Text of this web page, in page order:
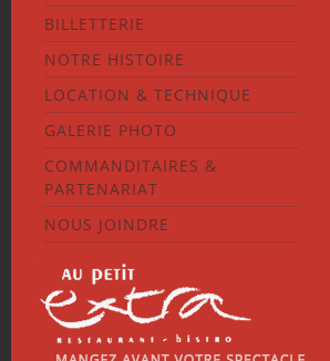
BILLETTERIE
NOTRE HISTOIRE
LOCATION & TECHNIQUE
GALERIE PHOTO
COMMANDITAIRES &
PARTENARIAT
NOUS JOINDRE